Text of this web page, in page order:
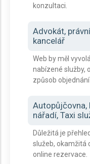
konzultaci.
Advokát,
kancelář
Web by měl
nabízené služby,
způsob
Autopůjčovna,
nářadí, Taxi
Důležitá je
služeb, okamžitá
online rezervace.